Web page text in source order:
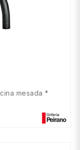
mesada *